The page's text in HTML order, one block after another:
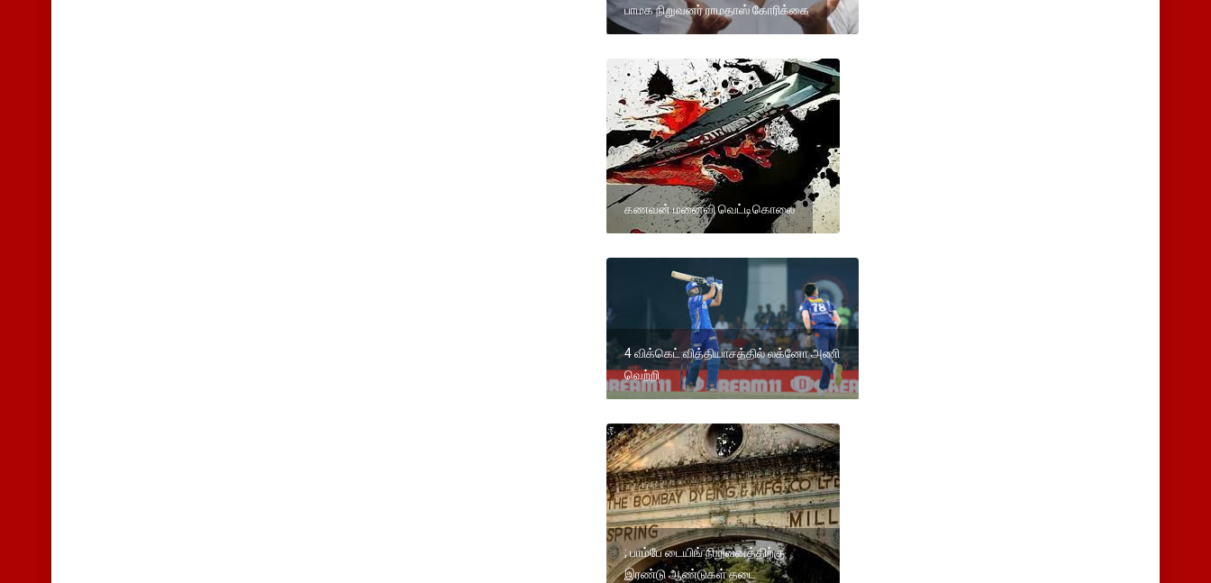
பாமக நிறுவனர் ராமதாஸ் கோரிக்கை
கணவன் மனைவி வெட்டிகொலை
4 விக்கெட் வித்தியாசத்தில் லக்னோ அணி
வெற்றி
; பாம்பே டையிங் நிறுவனத்திற்கு
இரண்டு ஆண்டுகள் தடை